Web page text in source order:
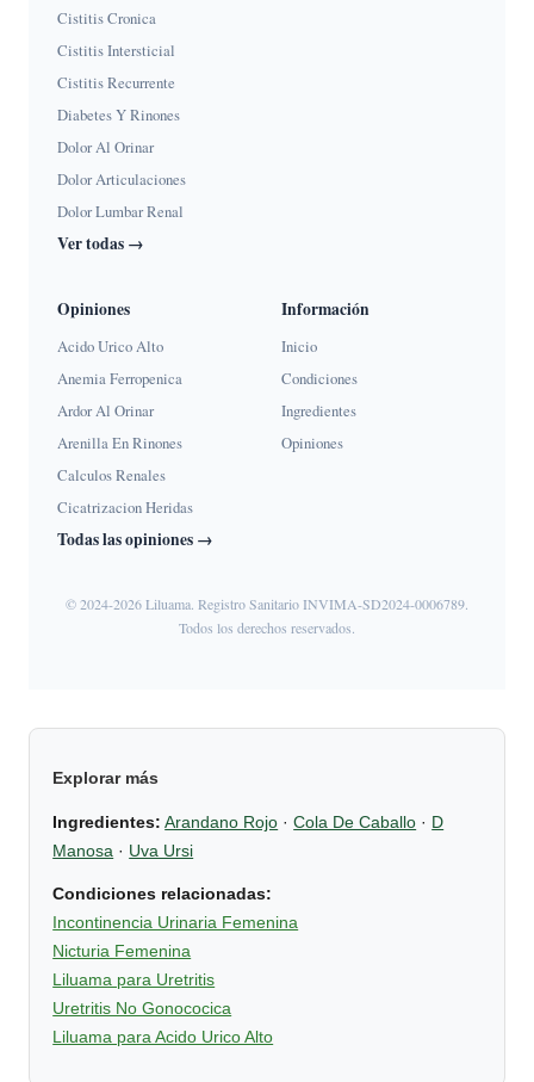
Cistitis Cronica
Cistitis Intersticial
Cistitis Recurrente
Diabetes Y Rinones
Dolor Al Orinar
Dolor Articulaciones
Dolor Lumbar Renal
Ver todas →
Opiniones
Acido Urico Alto
Anemia Ferropenica
Ardor Al Orinar
Arenilla En Rinones
Calculos Renales
Cicatrizacion Heridas
Todas las opiniones →
Información
Inicio
Condiciones
Ingredientes
Opiniones
© 2024-2026 Liluama. Registro Sanitario INVIMA-SD2024-0006789.
Todos los derechos reservados.
Explorar más
Ingredientes: Arandano Rojo ·Cola De Caballo · D
Manosa · Uva Ursi
Condiciones relacionadas:
Incontinencia Urinaria Femenina
Nicturia Femenina
Liluama para Uretritis
Uretritis No Gonococica
Liluama para Acido Urico Alto